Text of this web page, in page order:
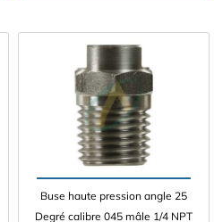
Buse haute pression angle 25
Degré calibre 045 mâle 1/4 NPT